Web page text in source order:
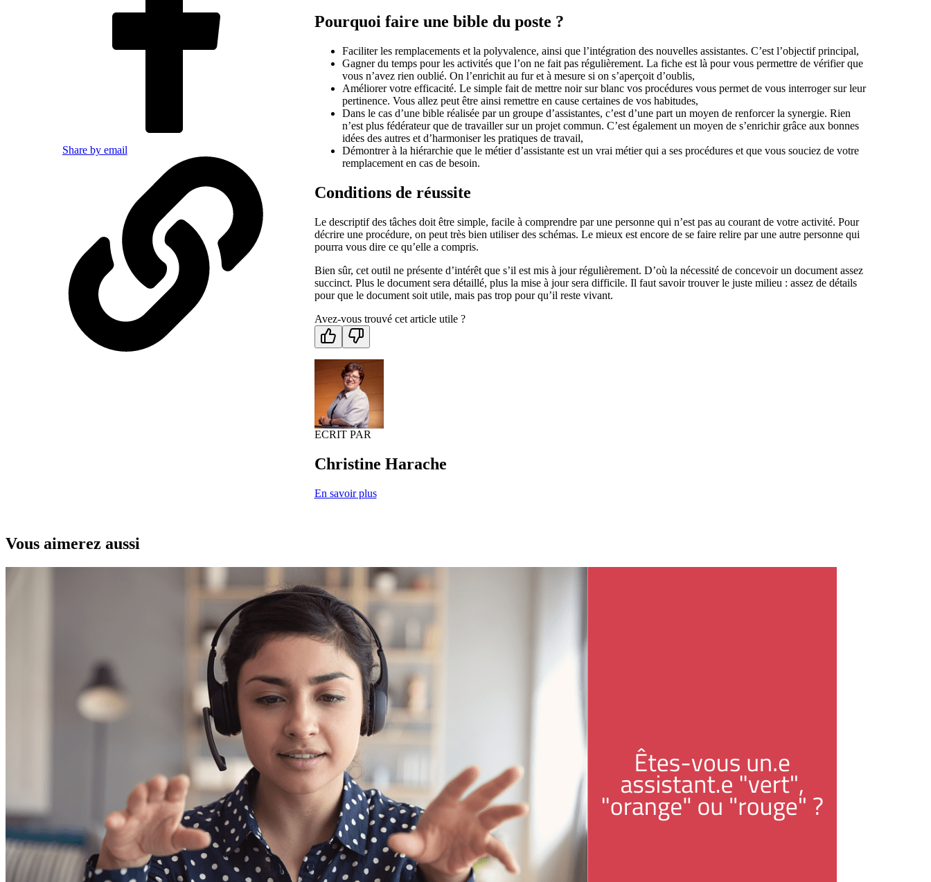
Share by email
Pourquoi faire une bible du poste ?
Faciliter les remplacements et la polyvalence, ainsi que l’intégration des nouvelles assistantes. C’est l’objectif principal,
Gagner du temps pour les activités que l’on ne fait pas régulièrement. La fiche est là pour vous permettre de vérifier que
vous n’avez rien oublié. On l’enrichit au fur et à mesure si on s’aperçoit d’oublis,
Améliorer votre efficacité. Le simple fait de mettre noir sur blanc vos procédures vous permet de vous interroger sur leur
pertinence. Vous allez peut être ainsi remettre en cause certaines de vos habitudes,
Dans le cas d’une bible réalisée par un groupe d’assistantes, c’est d’une part un moyen de renforcer la synergie. Rien
n’est plus fédérateur que de travailler sur un projet commun. C’est également un moyen de s’enrichir grâce aux bonnes
idées des autres et d’harmoniser les pratiques de travail,
Démontrer à la hiérarchie que le métier d’assistante est un vrai métier qui a ses procédures et que vous souciez de votre
remplacement en cas de besoin.
Conditions de réussite
Le descriptif des tâches doit être simple, facile à comprendre par une personne qui n’est pas au courant de votre activité. Pour
décrire une procédure, on peut très bien utiliser des schémas. Le mieux est encore de se faire relire par une autre personne qui
pourra vous dire ce qu’elle a compris.
Bien sûr, cet outil ne présente d’intérêt que s’il est mis à jour régulièrement. D’où la nécessité de concevoir un document assez
succinct. Plus le document sera détaillé, plus la mise à jour sera difficile. Il faut savoir trouver le juste milieu : assez de détails
pour que le document soit utile, mais pas trop pour qu’il reste vivant.
Avez-vous trouvé cet article utile ?
ECRIT PAR
Christine Harache
En savoir plus
Vous aimerez aussi